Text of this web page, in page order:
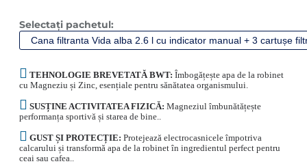
TEHNOLOGIE BREVETATĂ BWT: Îmbogățește apa de la robinet
cu Magneziu și Zinc, esențiale pentru sănătatea organismului.
SUSȚINE ACTIVITATEA FIZICĂ: Magneziul îmbunătățește
performanța sportivă și starea de bine..
GUST ȘI PROTECȚIE: Protejează electrocasnicele împotriva
calcarului și transformă apa de la robinet în ingredientul perfect pentru
ceai sau cafea..
Selectați pachetul: